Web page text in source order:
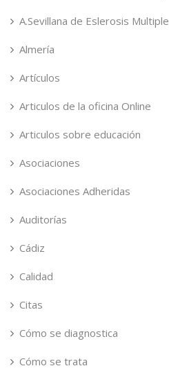
A.Sevillana de Eslerosis Multiple
Almería
Artículos
Articulos de la oficina Online
Articulos sobre educación
Asociaciones
Asociaciones Adheridas
Auditorías
Cádiz
Calidad
Citas
Cómo se diagnostica
Cómo se trata